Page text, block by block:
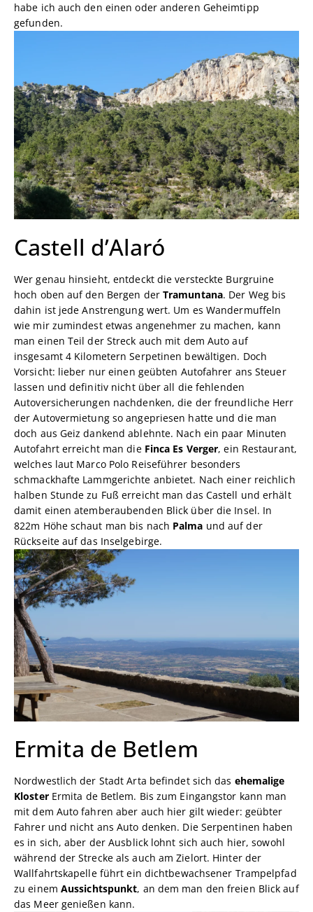
habe ich auch den einen oder anderen Geheimtipp
gefunden.
Castell d’Alaró
Wer genau hinsieht, entdeckt die versteckte Burgruine
hoch oben auf den Bergen der Tramuntana. Der Weg bis
dahin ist jede Anstrengung wert. Um es Wandermuffeln
wie mir zumindest etwas angenehmer zu machen, kann
man einen Teil der Streck auch mit dem Auto auf
insgesamt 4 Kilometern Serpetinen bewältigen. Doch
Vorsicht: lieber nur einen geübten Autofahrer ans Steuer
lassen und definitiv nicht über all die fehlenden
Autoversicherungen nachdenken, die der freundliche Herr
der Autovermietung so angepriesen hatte und die man
doch aus Geiz dankend ablehnte. Nach ein paar Minuten
Autofahrt erreicht man die Finca Es Verger, ein Restaurant,
welches laut Marco Polo Reiseführer besonders
schmackhafte Lammgerichte anbietet. Nach einer reichlich
halben Stunde zu Fuß erreicht man das Castell und erhält
damit einen atemberaubenden Blick über die Insel. In
822m Höhe schaut man bis nach Palma und auf der
Rückseite auf das Inselgebirge.
Ermita de Betlem
Nordwestlich der Stadt Arta befindet sich das ehemalige
KlosterErmita de Betlem. Bis zum Eingangstor kann man
mit dem Auto fahren aber auch hier gilt wieder: geübter
Fahrer und nicht ans Auto denken. Die Serpentinen haben
es in sich, aber der Ausblick lohnt sich auch hier, sowohl
während der Strecke als auch am Zielort. Hinter der
Wallfahrtskapelle führt ein dichtbewachsener Trampelpfad
zu einem Aussichtspunkt, an dem man den freien Blick auf
das Meer genießen kann.